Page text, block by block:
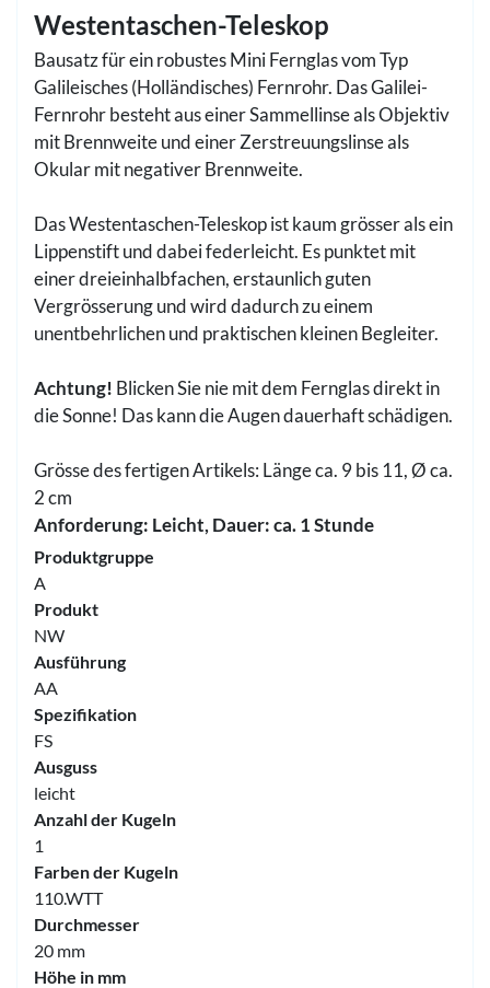
Westentaschen-Teleskop
Bausatz für ein robustes Mini Fernglas vom Typ
Galileisches (Holländisches) Fernrohr. Das Galilei-
Fernrohr besteht aus einer Sammellinse als Objektiv
mit Brennweite und einer Zerstreuungslinse als
Okular mit negativer Brennweite.
Das Westentaschen-Teleskop ist kaum grösser als ein
Lippenstift und dabei federleicht. Es punktet mit
einer dreieinhalbfachen, erstaunlich guten
Vergrösserung und wird dadurch zu einem
unentbehrlichen und praktischen kleinen Begleiter.
Achtung! Blicken Sie nie mit dem Fernglas direkt in
die Sonne! Das kann die Augen dauerhaft schädigen.
Grösse des fertigen Artikels: Länge ca. 9 bis 11, Ø ca.
2 cm
Anforderung: Leicht, Dauer: ca. 1 Stunde
Produktgruppe
A
Produkt
NW
Ausführung
AA
Spezifikation
FS
Ausguss
leicht
Anzahl der Kugeln
1
Farben der Kugeln
110.WTT
Durchmesser
20 mm
Höhe in mm